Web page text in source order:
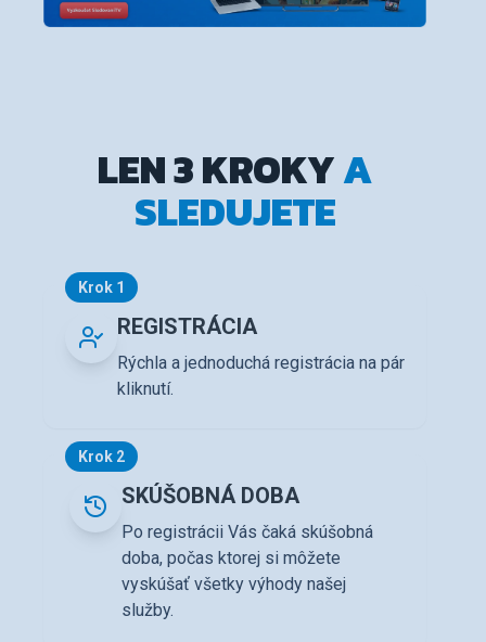
LEN 3 KROKYA
SLEDUJETE
Krok 1
REGISTRÁCIA
Rýchla a jednoduchá registrácia na pár
kliknutí.
Krok 2
SKÚŠOBNÁ DOBA
Po registrácii Vás čaká skúšobná
doba, počas ktorej si môžete
vyskúšať všetky výhody našej
služby.